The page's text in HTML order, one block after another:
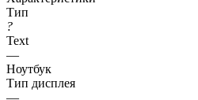
Тип
?
Text
—
Ноутбук
Тип дисплея
—